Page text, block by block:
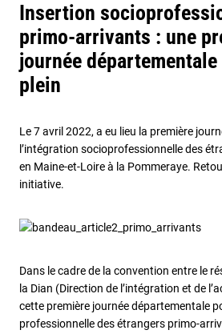
Insertion
primo-arrivants : une
journée
plein
Le 7 avril 2022, a eu lieu la première
l’intégration socioprofessionnelle des
en Maine-et-Loire à la Pommeraye.
initiative.
Dans le cadre de la convention entre le
la Dian (Direction de l’intégration et de
cette première journée départementale
professionnelle des étrangers primo-